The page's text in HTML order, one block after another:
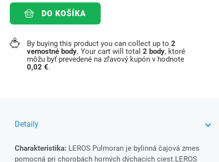
DO KOŠÍKA
By buying this product you can collect up to 2
vernostné body. Your cart will total 2 body, ktoré
môžu byť prevedené na zľavový kupón v hodnote
0,02 €.
Detaily
Charakteristika: LEROS Pulmoran je bylinná čajová zmes
pomocná pri chorobách horných dýchacích ciest.LEROS